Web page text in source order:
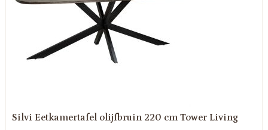
Silvi Eetkamertafel olijfbruin 220 cm Tower Living